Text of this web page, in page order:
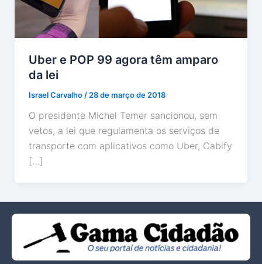
Uber e POP 99 agora têm amparo
da lei
Israel Carvalho / 28 de março de 2018
O presidente Michel Temer sancionou, sem
vetos, a lei que regulamenta os serviços de
transporte com aplicativos como Uber, Cabify
[…]